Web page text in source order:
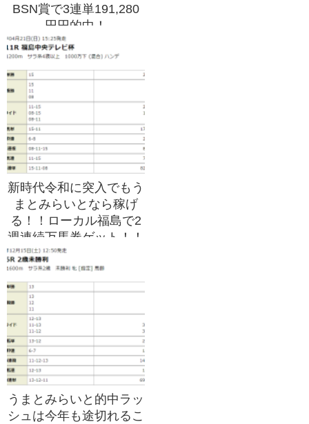
BSN賞で3連単191,280
円円的中！
新時代令和に突入でもう
まとみらいとなら稼げ
る！！ローカル福島で2
週連続万馬券ゲット！！
うまとみらいと的中ラッ
シュは今年も途切れるこ